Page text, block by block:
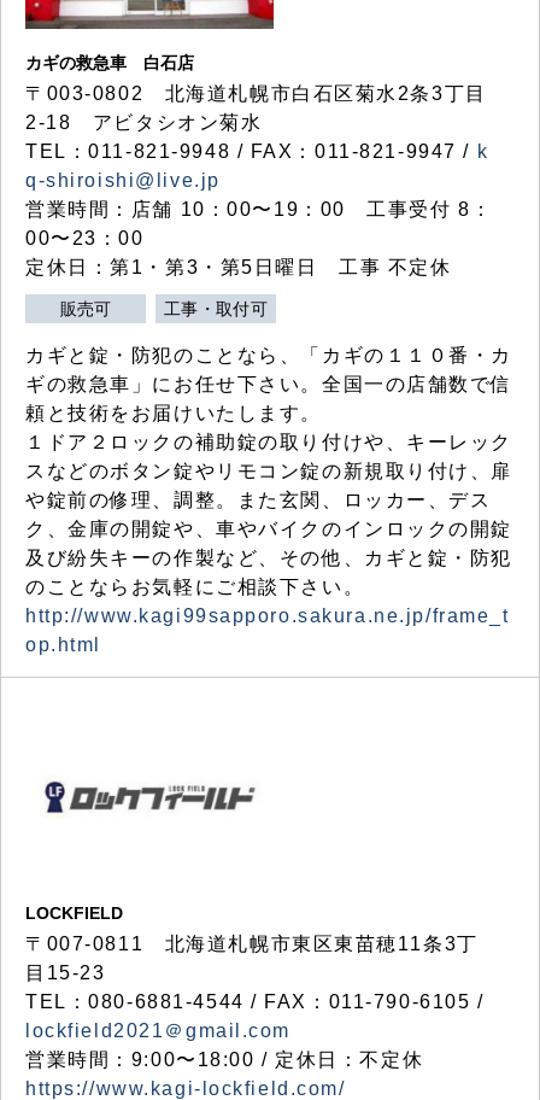
カギの救急車 白石店
〒003-0802 北海道札幌市白石区菊水2条3丁目
2-18 アビタシオン菊水
TEL：011-821-9948 / FAX：011-821-9947 / k
q-shiroishi@live.jp
営業時間：店舗 10：00〜19：00 工事受付 8：
00〜23：00
定休日：第1・第3・第5日曜日 工事 不定休
販売可 工事・取付可
カギと錠・防犯のことなら、「カギの１１０番・カ
ギの救急車」にお任せ下さい。全国一の店舗数で信
頼と技術をお届けいたします。
１ドア２ロックの補助錠の取り付けや、キーレック
スなどのボタン錠やリモコン錠の新規取り付け、扉
や錠前の修理、調整。また玄関、ロッカー、デス
ク、金庫の開錠や、車やバイクのインロックの開錠
及び紛失キーの作製など、その他、カギと錠・防犯
のことならお気軽にご相談下さい。
http://www.kagi99sapporo.sakura.ne.jp/frame_t
op.html
LOCKFIELD
〒007-0811 北海道札幌市東区東苗穂11条3丁
目15-23
TEL：080-6881-4544 / FAX：011-790-6105 /
lockfield2021＠gmail.com
営業時間：9:00〜18:00 / 定休日：不定休
https://www.kagi-lockfield.com/